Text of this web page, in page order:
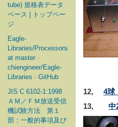
tube) 規格表データ
ベース | トップペー
ジ
Eagle-
Libraries/Processors/Microchip
at master ·
chiengineer/Eagle-
Libraries · GitHub
JIS C 6102-1:1998
ＡＭ／ＦＭ放送受信
機試験方法 第１
部：一般的事項及び
12, 4
13, 中